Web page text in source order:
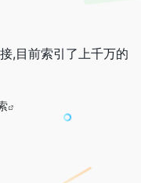
,目前索引了上千万的